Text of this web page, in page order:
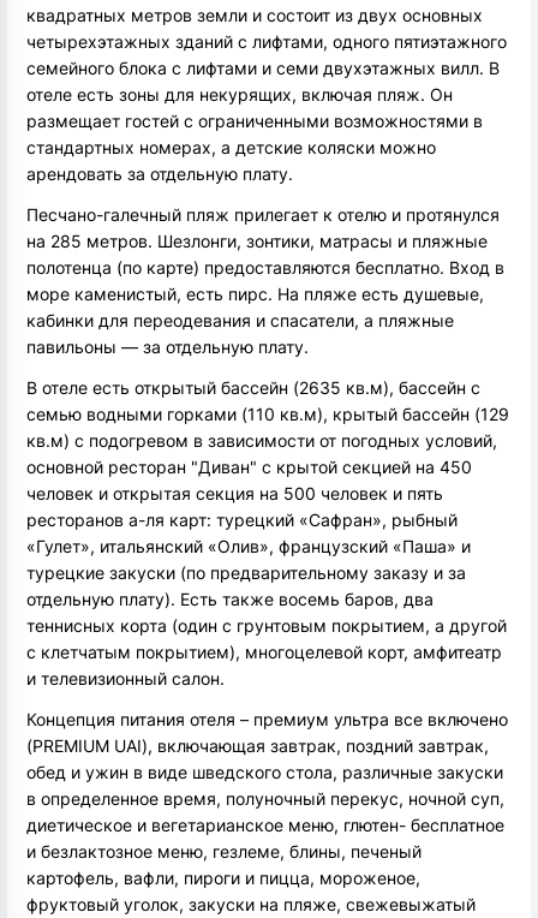
квадратных метров земли и состоит из двух основных
четырехэтажных зданий с лифтами, одного пятиэтажного
семейного блока с лифтами и семи двухэтажных вилл. В
отеле есть зоны для некурящих, включая пляж. Он
размещает гостей с ограниченными возможностями в
стандартных номерах, а детские коляски можно
арендовать за отдельную плату.
Песчано-галечный пляж прилегает к отелю и протянулся
на 285 метров. Шезлонги, зонтики, матрасы и пляжные
полотенца (по карте) предоставляются бесплатно. Вход в
море каменистый, есть пирс. На пляже есть душевые,
кабинки для переодевания и спасатели, а пляжные
павильоны — за отдельную плату.
В отеле есть открытый бассейн (2635 кв.м), бассейн с
семью водными горками (110 кв.м), крытый бассейн (129
кв.м) с подогревом в зависимости от погодных условий,
основной ресторан "Диван" с крытой секцией на 450
человек и открытая секция на 500 человек и пять
ресторанов а-ля карт: турецкий «Сафран», рыбный
«Гулет», итальянский «Олив», французский «Паша» и
турецкие закуски (по предварительному заказу и за
отдельную плату). Есть также восемь баров, два
теннисных корта (один с грунтовым покрытием, а другой
с клетчатым покрытием), многоцелевой корт, амфитеатр
и телевизионный салон.
Концепция питания отеля – премиум ультра все включено
(PREMIUM UAI), включающая завтрак, поздний завтрак,
обед и ужин в виде шведского стола, различные закуски
в определенное время, полуночный перекус, ночной суп,
диетическое и вегетарианское меню, глютен- бесплатное
и безлактозное меню, гезлеме, блины, печеный
картофель, вафли, пироги и пицца, мороженое,
фруктовый уголок, закуски на пляже, свежевыжатый